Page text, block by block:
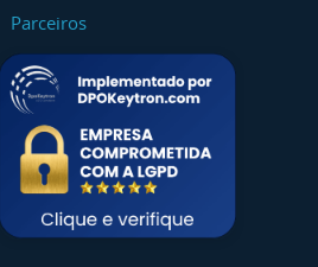
Parceiros